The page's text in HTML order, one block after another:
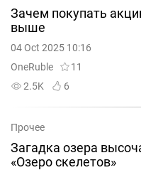
Зачем покупать
выше
04 Oct 2025 10:16
OneRuble
11
2.5K
6
Прочее
Загадка озера
«Озеро скелетов»